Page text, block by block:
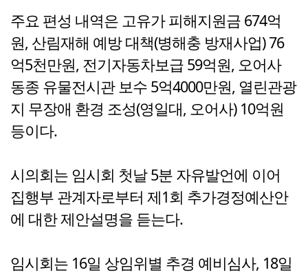
주요 편성 내역은 고유가 피해지원금 674억
원, 산림재해 예방 대책(병해충 방재사업) 76
억5천만원, 전기자동차보급 59억원, 오어사
동종 유물전시관 보수 5억4000만원, 열린관광
지 무장애 환경 조성(영일대, 오어사) 10억원
등이다.
시의회는 임시회 첫날 5분 자유발언에 이어
집행부 관계자로부터 제1회 추가경정예산안
에 대한 제안설명을 듣는다.
임시회는 16일 상임위별 추경 예비심사, 18일